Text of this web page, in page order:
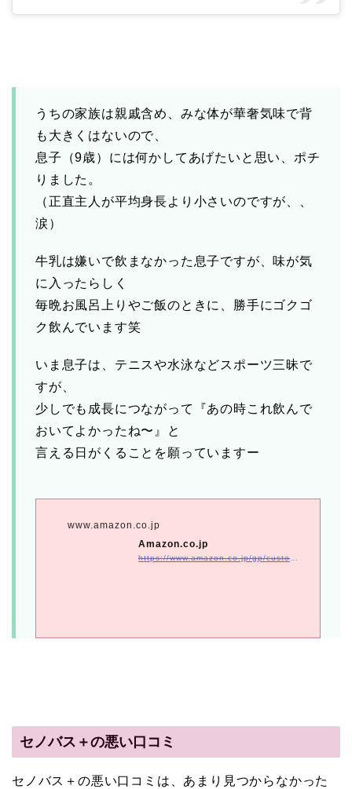
うちの家族は親戚含め、みな体が華奢気味で背
も大きくはないので、
息子（9歳）には何かしてあげたいと思い、ポチ
りました。
（正直主人が平均身長より小さいのですが、、
涙）
牛乳は嫌いで飲まなかった息子ですが、味が気
に入ったらしく
毎晩お風呂上りやご飯のときに、勝手にゴクゴ
ク飲んでいます笑
いま息子は、テニスや水泳などスポーツ三昧で
すが、
少しでも成長につながって『あの時これ飲んで
おいてよかったね〜』と
言える日がくることを願っていますー
www.amazon.co.jp
Amazon.co.jp
セノバス＋の悪い口コミ
セノバス＋の悪い口コミは、あまり見つからなかった